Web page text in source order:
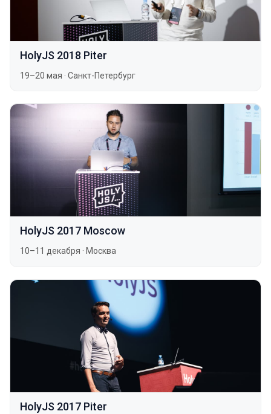
HolyJS 2018 Piter
19–20 мая · Санкт-Петербург
HolyJS 2017 Moscow
10–11 декабря · Москва
HolyJS 2017 Piter